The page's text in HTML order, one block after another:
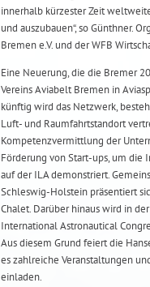
innerhalb kürzester Zeit
und auszubauen“, so Günthner.
Bremen e.V. und der WFB
Eine Neuerung, die die Bremer
Vereins Aviabelt Bremen in
künftig wird das Netzwerk,
Luft- und Raumfahrtstandort
Kompetenzvermittlung der
Förderung von Start-ups, um die
auf der ILA demonstriert.
Schleswig-Holstein präsentiert
Chalet. Darüber hinaus wird in
International Astronautical
Aus diesem Grund feiert die
es zahlreiche Veranstaltungen
einladen.